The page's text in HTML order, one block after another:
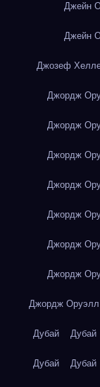
Джейн
Джейн
Джозеф
Джордж
Джордж
Джордж
Джордж
Джордж
Джордж
Джордж
Джордж
Дубай Дубай
Дубай Дубай